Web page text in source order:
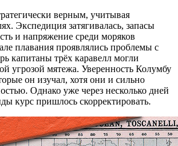
верным, учитывая
Экспедиция затягивалась, запасы
и напряжение среди моряков
плавания проявлялись проблемы с
капитаны трёх каравелл могли
угрозой мятежа. Уверенность Колумбу
он изучал, хотя они и сильно
Однако уже через несколько дней
курс пришлось скорректировать.